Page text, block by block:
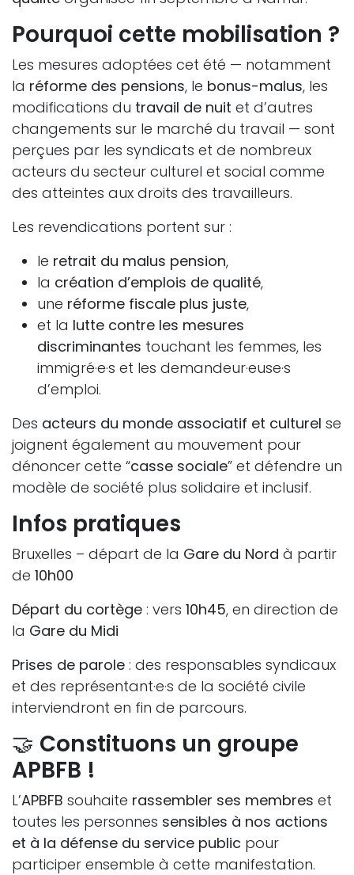
Pourquoi cette mobilisation ?
Les mesures adoptées cet été — notamment
la réforme des pensions, le bonus-malus, les
modifications du travail de nuit et d’autres
changements sur le marché du travail — sont
perçues par les syndicats et de nombreux
acteurs du secteur culturel et social comme
des atteintes aux droits des travailleurs.
Les revendications portent sur :
le retrait du malus pension,
la création d’emplois de qualité,
une réforme fiscale plus juste,
et la lutte contre les mesures
discriminantes touchant les femmes, les
immigré·e·s et les demandeur·euse·s
d’emploi.
Des acteurs du monde associatif et culturel se
joignent également au mouvement pour
dénoncer cette “casse sociale” et défendre un
modèle de société plus solidaire et inclusif.
Infos pratiques
Bruxelles – départ de la Gare du Nord à partir
de 10h00
Départ du cortège : vers 10h45, en direction de
la Gare du Midi
Prises de parole : des responsables syndicaux
et des représentant·e·s de la société civile
interviendront en fin de parcours.
🤝 Constituons un groupe
APBFB !
L’APBFB souhaite rassembler ses membres et
toutes les personnes sensibles à nos actions
et à la défense du service public pour
participer ensemble à cette manifestation.